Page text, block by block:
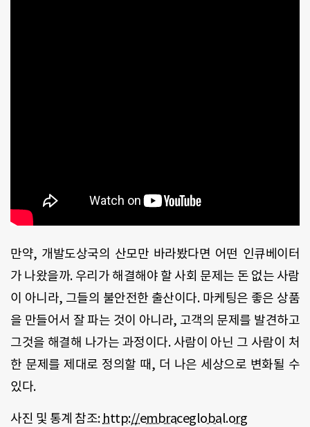
만약, 개발도상국의 산모만 바라봤다면 어떤 인큐베이터
가 나왔을까. 우리가 해결해야 할 사회 문제는 돈 없는 사람
이 아니라, 그들의 불안전한 출산이다. 마케팅은 좋은 상품
을 만들어서 잘 파는 것이 아니라, 고객의 문제를 발견하고
그것을 해결해 나가는 과정이다. 사람이 아닌 그 사람이 처
한 문제를 제대로 정의할 때, 더 나은 세상으로 변화될 수
있다.
사진 및 통계 참조: http://embraceglobal.org